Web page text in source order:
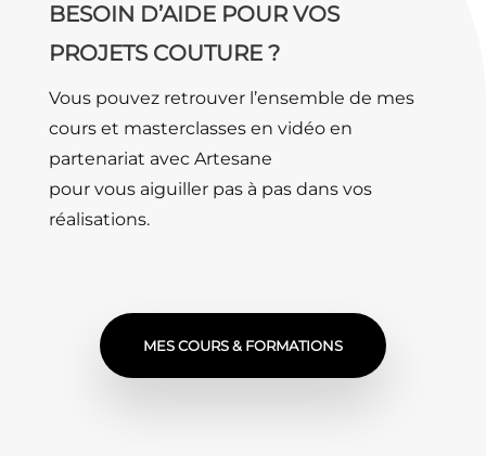
BESOIN D’AIDE POUR VOS
PROJETS COUTURE ?
Vous pouvez retrouver l’ensemble de mes
cours et masterclasses en vidéo en
partenariat avec Artesane
pour vous aiguiller pas à pas dans vos
réalisations.
MES COURS & FORMATIONS